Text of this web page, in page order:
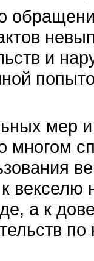
и
мер и
многом
векселю
а к